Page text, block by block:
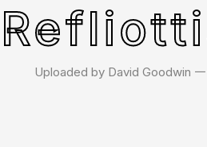
Uploaded by David Goodwin 𑁋